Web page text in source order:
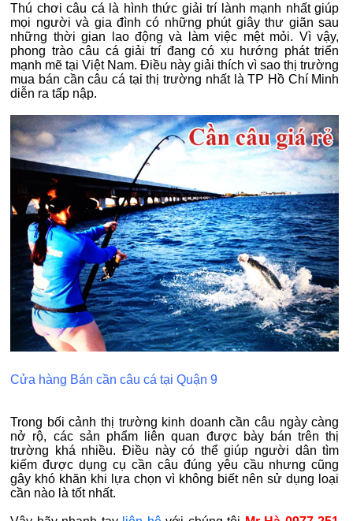
Thú chơi câu cá là hình thức giải trí lành mạnh nhất giúp
mọi người và gia đình có những phút giây thư giãn sau
những thời gian lao động và làm việc mệt mỏi. Vì vậy,
phong trào câu cá giải trí đang có xu hướng phát triển
mạnh mẽ tại Việt Nam. Điều này giải thích vì sao thị trường
mua bán cần câu cá tại thị trường nhất là TP Hồ Chí Minh
diễn ra tấp nập.
Cửa hàng Bán cần câu cá tại Quận 9
Trong bối cảnh thị trường kinh doanh cần câu ngày càng
nở rộ, các sản phẩm liên quan được bày bán trên thị
trường khá nhiều. Điều này có thể giúp người dân tìm
kiếm được dụng cụ cần câu đúng yêu cầu nhưng cũng
gây khó khăn khi lựa chọn vì không biết nên sử dụng loại
cần nào là tốt nhất.